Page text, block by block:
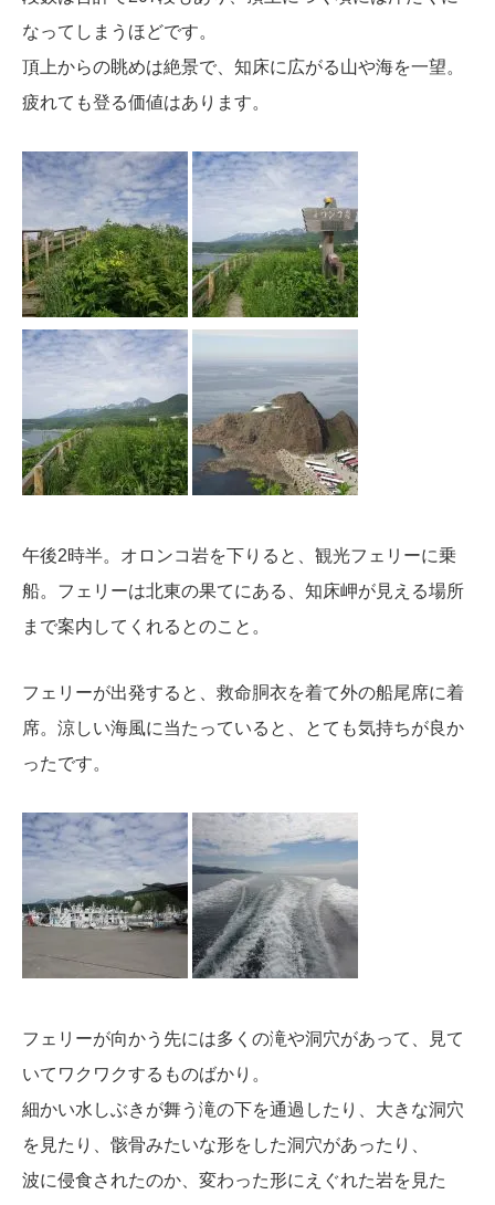
なってしまうほどです。
頂上からの眺めは絶景で、知床に広がる山や海を一望。
疲れても登る価値はあります。
午後2時半。オロンコ岩を下りると、観光フェリーに乗
船。 フェリーは北東の果てにある、知床岬が見える場所
まで案内してくれるとのこと。
フェリーが出発すると、救命胴衣を着て外の船尾席に着
席。涼しい海風に当たっていると、とても気持ちが良か
ったです。
フェリーが向かう先には多くの滝や洞穴があって、見て
いてワクワクするものばかり。
細かい水しぶきが舞う滝の下を通過したり、大きな洞穴
を見たり、骸骨みたいな形をした洞穴があったり、
波に侵食されたのか、変わった形にえぐれた岩を見た